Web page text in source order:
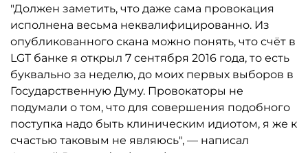
"Должен заметить, что даже сама провокация
исполнена весьма неквалифицированно. Из
опубликованного скана можно понять, что счёт в
LGT банке я открыл 7 сентября 2016 года, то есть
буквально за неделю, до моих первых выборов в
Государственную Думу. Провокаторы не
подумали о том, что для совершения подобного
поступка надо быть клиническим идиотом, я же к
счастью таковым не являюсь", — написал